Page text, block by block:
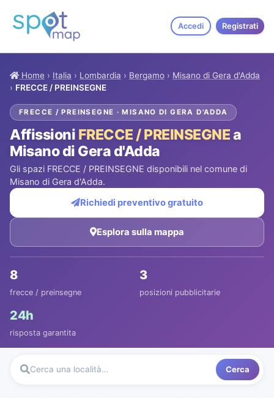
Accedi Registrati
Home › Italia › Lombardia › Bergamo › Misano di Gera d'Adda
› FRECCE / PREINSEGNE
FRECCE / PREINSEGNE · MISANO DI GERA D'ADDA
Affissioni FRECCE / PREINSEGNEa
Misano di Gera d'Adda
Gli spazi FRECCE / PREINSEGNE disponibili nel comune di
Misano di Gera d'Adda.
Richiedi preventivo gratuito
Esplora sulla mappa
8
frecce / preinsegne
3
posizioni pubblicitarie
24h
risposta garantita
Cerca una località… Cerca